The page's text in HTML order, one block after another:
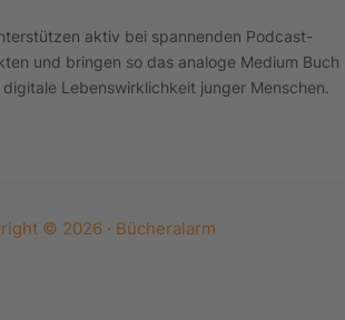
aktiv bei spannenden Podcast-
und bringen so das analoge Medium Buch
digitale Lebenswirklichkeit junger Menschen.
© 2026 · Bücheralarm